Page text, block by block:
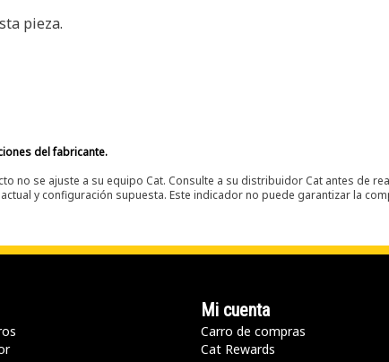
pieza.
del fabricante.
no se ajuste a su equipo Cat. Consulte a su distribuidor Cat antes de
y configuración supuesta. Este indicador no puede garantizar la
Mi cuenta
Carro de compras
Cat Rewards